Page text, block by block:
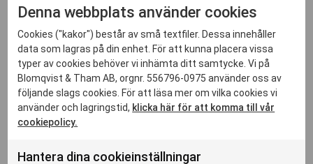
plattformar, enligt gällande regelverk.
Med personuppgifter avses all typ av information som
kan hänföras till en identifierbar eller identifierad fysisk
person. Denna typ av information kan vara exempelvis
namn, e-postadress, bild, telefonnummer eller annan
information som du lämnat till Blomqvist & Tham som är
nödvändiga för oss i vår verksamhet.
Denna webbplats använder cookies
Cookies ("kakor") består av små textfiler. Dessa innehåller
data som lagras på din enhet. För att kunna placera vissa
typer av cookies behöver vi inhämta ditt samtycke. Vi på
Blomqvist & Tham AB, orgnr. 556796-0975 använder oss av
följande slags cookies. För att läsa mer om vilka cookies vi
använder och lagringstid, klicka här för att komma till vår
cookiepolicy.
Hantera dina cookieinställningar